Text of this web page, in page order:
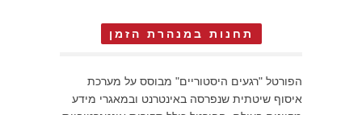
תחנות במנהרת הזמן
הפורטל "רגעים היסטוריים" מבוסס על מערכת
איסוף שיטתית שנפרסה באינטרנט ובמאגרי מידע